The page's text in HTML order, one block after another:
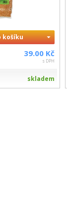
košíku
39.00 Kč
s DPH
skladem